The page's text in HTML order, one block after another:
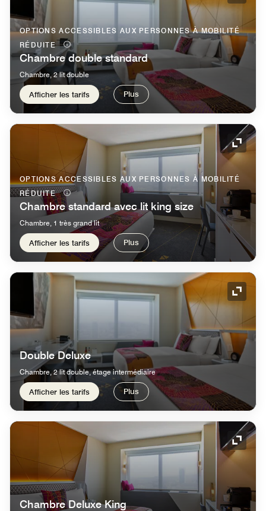
OPTIONS ACCESSIBLES AUX PERSONNES À MOBILITÉ
RÉDUITE
Chambre double standard
Chambre, 2 lit double
Afficher les tarifs Plus
Icône
OPTIONS ACCESSIBLES AUX PERSONNES À MOBILITÉ
RÉDUITE
Chambre standard avec lit king size
Chambre, 1 très grand lit
Afficher les tarifs Plus
Icône
Double Deluxe
Chambre, 2 lit double, étage intermédiaire
Afficher les tarifs Plus
Icône
Chambre Deluxe King